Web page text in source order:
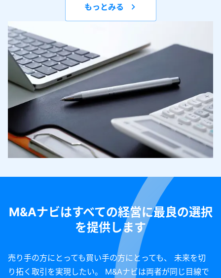
もっとみる
M&Aナビはすべての経営に最良の選択
を提供します
売り手の方にとっても買い手の方にとっても、 未来を切
り拓く取引を実現したい。 M&Aナビは両者が同じ目線で